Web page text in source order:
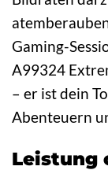
Gaming-
A99324
– er ist dein
Abenteuern
Leistung